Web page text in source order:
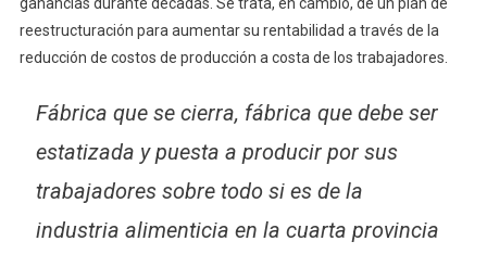
reestructuración para aumentar su rentabilidad a través de la
reducción de costos de producción a costa de los trabajadores.
Fábrica que se cierra, fábrica que debe ser
estatizada y puesta a producir por sus
trabajadores sobre todo si es de la
industria alimenticia en la cuarta provincia